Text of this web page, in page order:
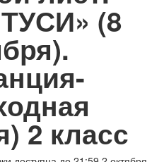
(8
2 класс